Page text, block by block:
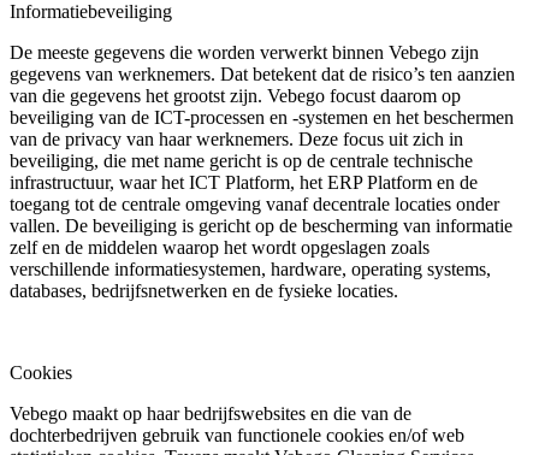
Informatiebeveiliging
De meeste gegevens die worden verwerkt binnen Vebego zijn
gegevens van werknemers. Dat betekent dat de risico’s ten aanzien
van die gegevens het grootst zijn. Vebego focust daarom op
beveiliging van de ICT-processen en -systemen en het beschermen
van de privacy van haar werknemers. Deze focus uit zich in
beveiliging, die met name gericht is op de centrale technische
infrastructuur, waar het ICT Platform, het ERP Platform en de
toegang tot de centrale omgeving vanaf decentrale locaties onder
vallen. De beveiliging is gericht op de bescherming van informatie
zelf en de middelen waarop het wordt opgeslagen zoals
verschillende informatiesystemen, hardware, operating systems,
databases, bedrijfsnetwerken en de fysieke locaties.
Cookies
Vebego maakt op haar bedrijfswebsites en die van de
dochterbedrijven gebruik van functionele cookies en/of web